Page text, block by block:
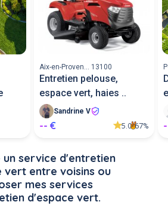
Aix-en-Proven... 13100
Entretien pelouse,
espace vert, haies ..
Sandrine V
-- € 5.0 67%
un service d'entretien
vert entre voisins ou
mes services
d'espace vert.